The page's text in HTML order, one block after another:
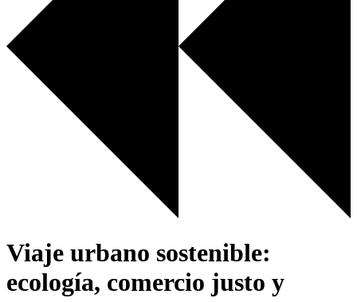
Viaje urbano sostenible:
ecología, comercio justo y